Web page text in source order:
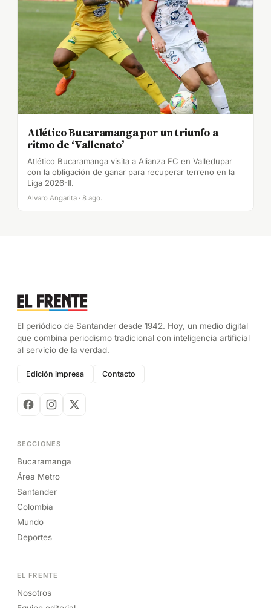
Atlético Bucaramanga por un triunfo a
ritmo de ‘Vallenato’
Atlético Bucaramanga visita a Alianza FC en Valledupar
con la obligación de ganar para recuperar terreno en la
Liga 2026-II.
Alvaro Angarita · 8 ago.
El periódico de Santander desde 1942. Hoy, un medio digital
que combina periodismo tradicional con inteligencia artificial
al servicio de la verdad.
Edición impresa Contacto
SECCIONES
Bucaramanga
Área Metro
Santander
Colombia
Mundo
Deportes
EL FRENTE
Nosotros